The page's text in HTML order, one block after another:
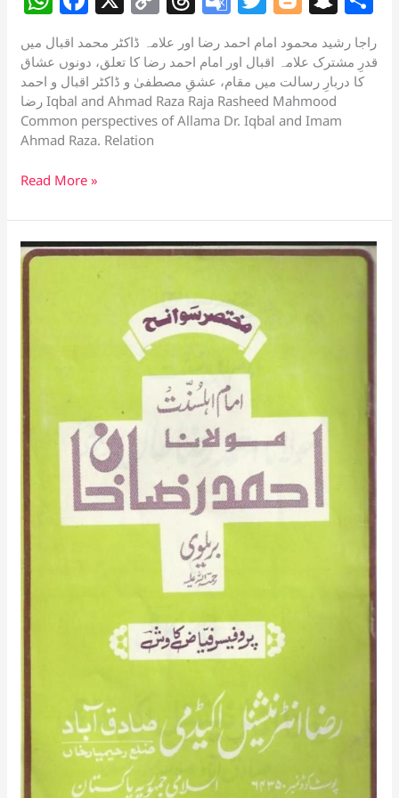
h
at
s
A
p
p
c
e
b
o
o
o
p
y
Li
h
re
a
d
o
o
gl
e
Tr
sl
at
w
itt
er
g
g
er
n
a
p
c
راجا رشید محمود امام احمد رضا اور علامہ ڈاکٹر محمد اقبال میں
قدرِ مشترک علامہ اقبال اور امام احمد رضا کا تعلق، دونوں عشاق
کا دربارِ رسالت میں مقام، عشقِ مصطفیٰ و ڈاکٹر اقبال و احمد
رضا Iqbal and Ahmad Raza Raja Rasheed Mahmood
Common perspectives of Allama Dr. Iqbal and Imam
Ahmad Raza. Relation
اقبال
احمد
رضا
Read More »